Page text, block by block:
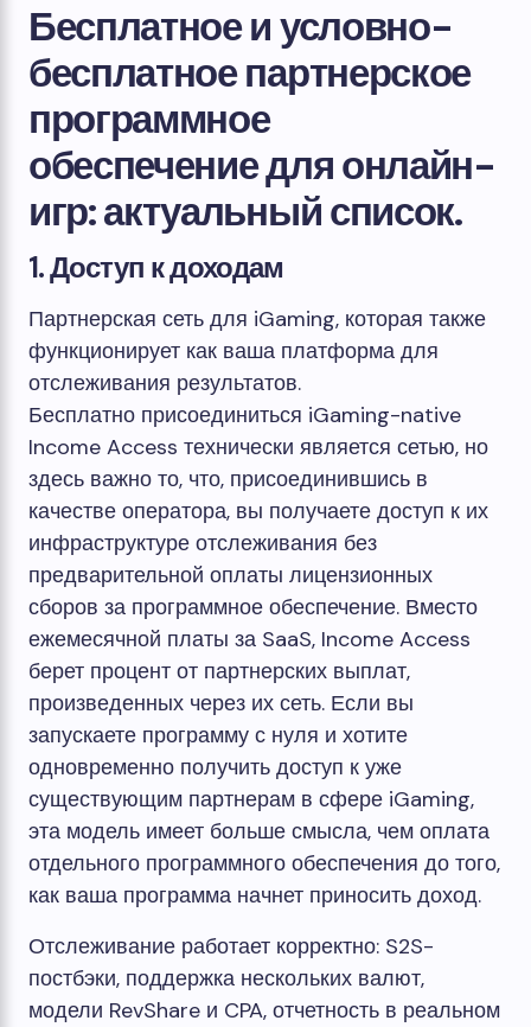
Бесплатное и условно-
бесплатное партнерское
программное
обеспечение для онлайн-
игр: актуальный список.
1. Доступ к доходам
Партнерская сеть для iGaming, которая также
функционирует как ваша платформа для
отслеживания результатов.
Бесплатно присоединиться iGaming-native
Income Access технически является сетью, но
здесь важно то, что, присоединившись в
качестве оператора, вы получаете доступ к их
инфраструктуре отслеживания без
предварительной оплаты лицензионных
сборов за программное обеспечение. Вместо
ежемесячной платы за SaaS, Income Access
берет процент от партнерских выплат,
произведенных через их сеть. Если вы
запускаете программу с нуля и хотите
одновременно получить доступ к уже
существующим партнерам в сфере iGaming,
эта модель имеет больше смысла, чем оплата
отдельного программного обеспечения до того,
как ваша программа начнет приносить доход.
Отслеживание работает корректно: S2S-
постбэки, поддержка нескольких валют,
модели RevShare и CPA, отчетность в реальном